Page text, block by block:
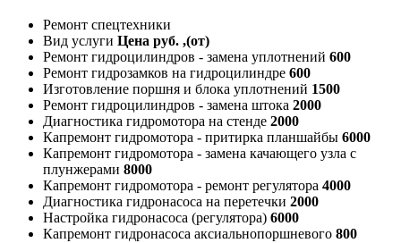
Ремонт спецтехники
Вид услуги Цена руб. ,(от)
Ремонт гидроцилиндров - замена уплотнений 600
Ремонт гидрозамков на гидроцилиндре 600
Изготовление поршня и блока уплотнений 1500
Ремонт гидроцилиндров - замена штока 2000
Диагностика гидромотора на стенде 2000
Капремонт гидромотора - притирка планшайбы 6000
Капремонт гидромотора - замена качающего узла с
плунжерами 8000
Капремонт гидромотора - ремонт регулятора 4000
Диагностика гидронасоса на перетечки 2000
Настройка гидронасоса (регулятора) 6000
Капремонт гидронасоса аксиальнопоршневого 800